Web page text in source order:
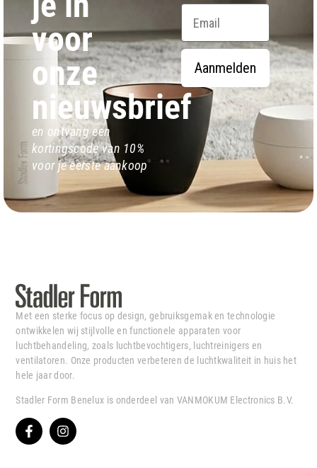
voor
onze
nieuwsbrief
en ontvang een
kortingscode van 10%
voor je eerste aankoop
Email
Aanmelden
Met een sterke focus op design, gebruiksgemak en technologie
ontwikkelen wij stijlvolle en functionele apparaten voor
luchtbehandeling, zoals luchtbevochtigers, luchtreinigers en
ventilatoren. Onze producten verbeteren de luchtkwaliteit in huis het
hele jaar door.
Stadler Form Benelux is onderdeel van VANMOKUM Electronics B.V.